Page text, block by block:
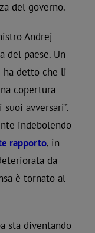
del governo.
Andrej
del paese. Un
ha detto che li
copertura
avversari”.
indebolendo
rapporto, in
da
è tornato al
sta diventando